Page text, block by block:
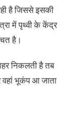
है जिससे इसकी
में पृथ्वी के केंद्र
है।
निकलती है तब
भूकंप आ जाता